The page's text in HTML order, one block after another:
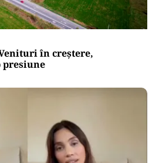
în creștere,